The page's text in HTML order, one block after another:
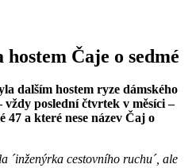
Čaje o sedmé
dalším hostem ryze dámského
vždy poslední čtvrtek v měsíci –
47 a které nese název Čaj o
´inženýrka cestovního ruchu´, ale